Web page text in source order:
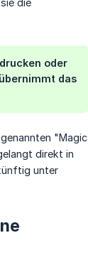
die
oder
das
"Magic
direkt in
unter